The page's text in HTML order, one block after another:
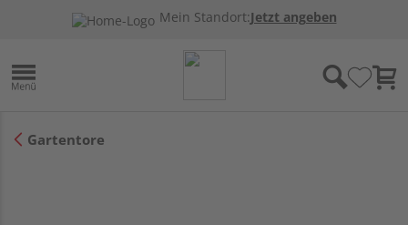
Mein Standort:Jetzt angeben
Gartentore